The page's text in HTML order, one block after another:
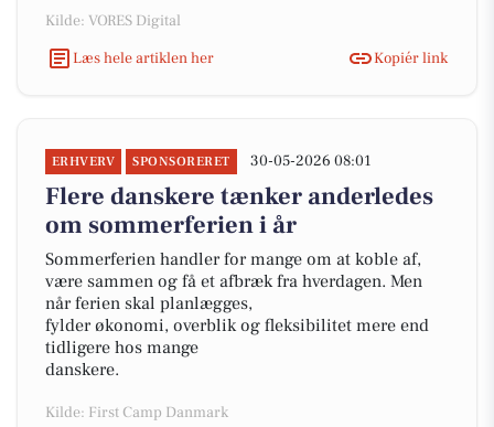
Kilde: VORES Digital
Læs hele artiklen her
Kopiér link
ERHVERV SPONSORERET 30-05-2026 08:01
Flere danskere tænker anderledes
om sommerferien i år
Sommerferien handler for mange om at koble af,
være sammen og få et afbræk fra hverdagen. Men
når ferien skal planlægges,
fylder økonomi, overblik og fleksibilitet mere end
tidligere hos mange
danskere.
Kilde: First Camp Danmark